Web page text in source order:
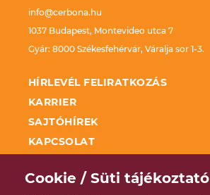
info@cerbona.hu
1037 Budapest, Montevideo utca 7
Gyár: 8000 Székesfehérvár, Váralja sor 1-3.
HÍRLEVÉL FELIRATKOZÁS
KARRIER
SAJTÓHÍREK
KAPCSOLAT
TÁMOGATÁSA KAP
Cookie / Süti tájékoztató